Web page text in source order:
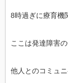
8時過ぎに療育機
ここは発達障害
他人とのコミュ